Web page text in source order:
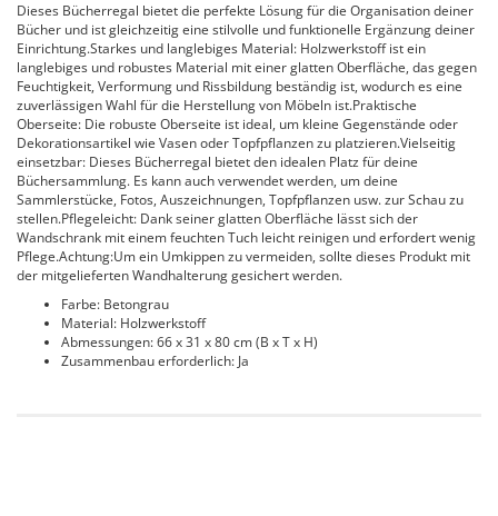
Dieses Bücherregal bietet die perfekte Lösung für die Organisation deiner
Bücher und ist gleichzeitig eine stilvolle und funktionelle Ergänzung deiner
Einrichtung.Starkes und langlebiges Material: Holzwerkstoff ist ein
langlebiges und robustes Material mit einer glatten Oberfläche, das gegen
Feuchtigkeit, Verformung und Rissbildung beständig ist, wodurch es eine
zuverlässigen Wahl für die Herstellung von Möbeln ist.Praktische
Oberseite: Die robuste Oberseite ist ideal, um kleine Gegenstände oder
Dekorationsartikel wie Vasen oder Topfpflanzen zu platzieren.Vielseitig
einsetzbar: Dieses Bücherregal bietet den idealen Platz für deine
Büchersammlung. Es kann auch verwendet werden, um deine
Sammlerstücke, Fotos, Auszeichnungen, Topfpflanzen usw. zur Schau zu
stellen.Pflegeleicht: Dank seiner glatten Oberfläche lässt sich der
Wandschrank mit einem feuchten Tuch leicht reinigen und erfordert wenig
Pflege.Achtung:Um ein Umkippen zu vermeiden, sollte dieses Produkt mit
der mitgelieferten Wandhalterung gesichert werden.
Farbe: Betongrau
Material: Holzwerkstoff
Abmessungen: 66 x 31 x 80 cm (B x T x H)
Zusammenbau erforderlich: Ja